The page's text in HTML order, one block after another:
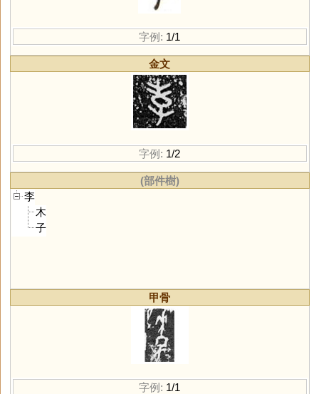
字例: 1/1
金文
字例: 1/2
(部件樹)
李
木
子
甲骨
字例: 1/1